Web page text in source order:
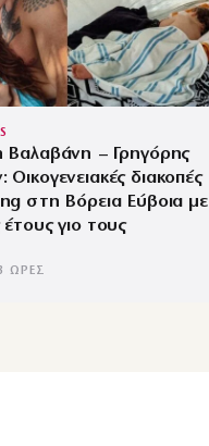
Βαλαβάνη – Γρηγόρης
Οικογενειακές διακοπές
στη Βόρεια Εύβοια με
γιο τους
ΏΡΕΣ